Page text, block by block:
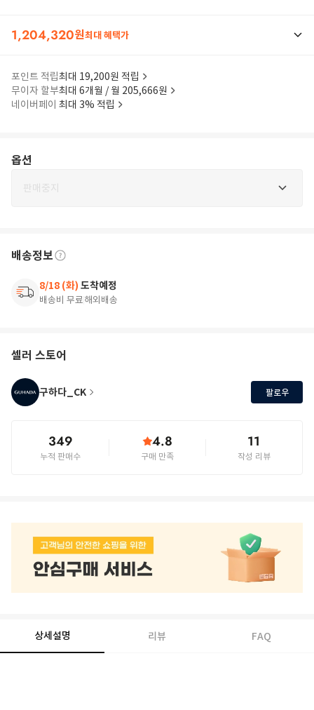
1,204,320원최대 혜택가
포인트 적립최대 19,200원 적립
무이자 할부최대 6개월 / 월 205,666원
네이버페이 최대 3% 적립
옵션
판매중지
배송정보
8/18 (화) 도착예정
배송비 무료해외배송
셀러 스토어
구하다_CK 팔로우
349
누적 판매수
4.8
구매 만족
11
작성 리뷰
상세설명 리뷰 FAQ